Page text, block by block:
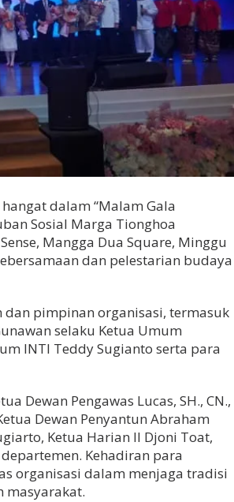
dalam “Malam Gala
Sosial Marga Tionghoa
Mangga Dua Square, Minggu
dan pelestarian budaya
pimpinan organisasi, termasuk
selaku Ketua Umum
INTI Teddy Sugianto serta para
Dewan Pengawas Lucas, SH., CN.,
Dewan Penyantun Abraham
Ketua Harian II Djoni Toat,
Kehadiran para
organisasi dalam menjaga tradisi
masyarakat.